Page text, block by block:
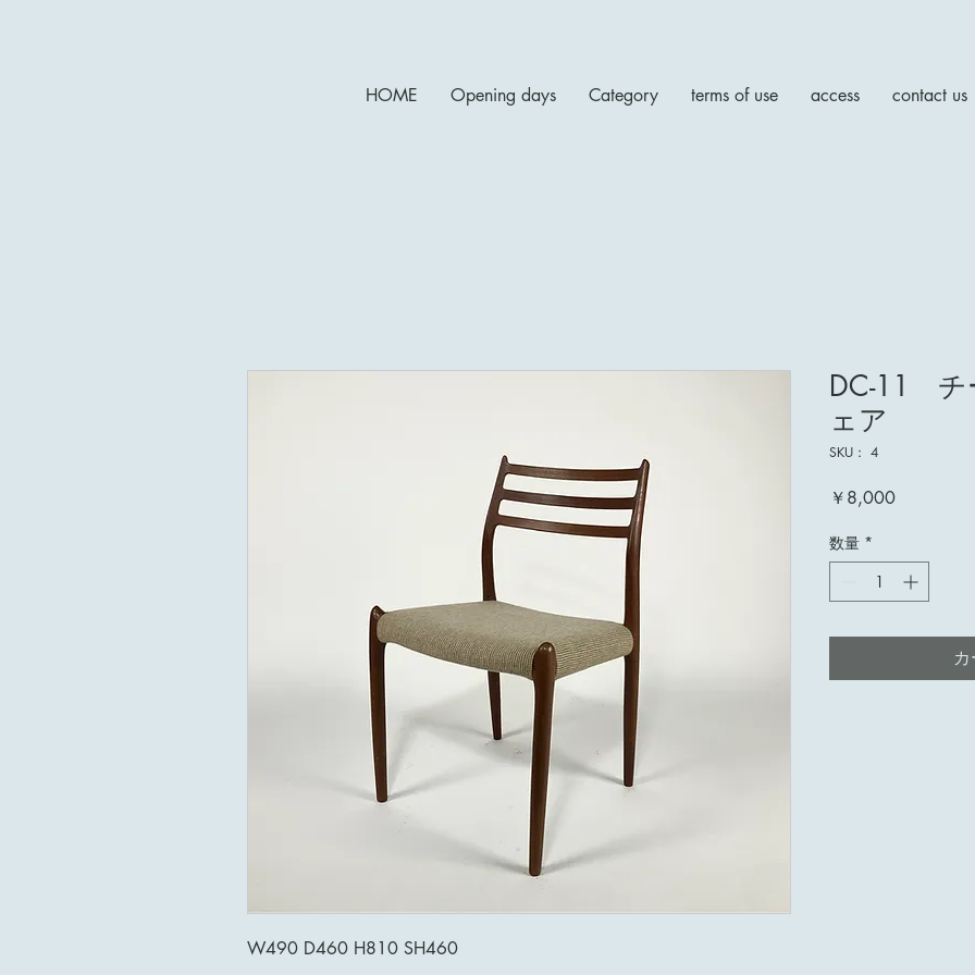
HOME Opening days Category terms of use access contact us
W490 D460 H810 SH460
DC-11 チ
ェア
SKU： 4
￥8,000価
数量 *